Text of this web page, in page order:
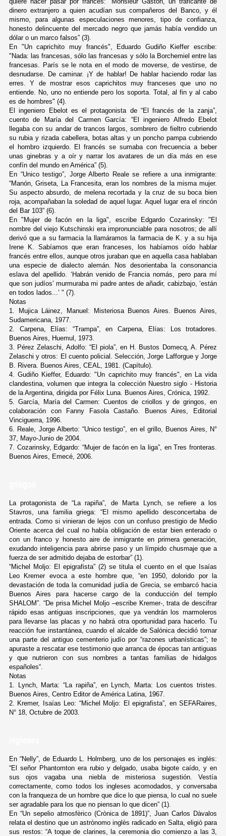
dinero extranjero a quien acudían sus compañeros del Banco, y él
mismo, para algunas especulaciones menores, tipo de confianza,
honesto delincuente del mercado negro que jamás había vendido un
dólar o un marco falsos” (3).
En "Un caprichito muy francés", Eduardo Gudiño Kieffer escribe:
"Nada: las francesas, sólo las francesas y sólo la Borchemiel entre las
francesas. París se le nota en el modo de moverse, de vestirse, de
desnudarse. De caminar. ¡Y de hablar! De hablar haciendo rodar las
erres. Y de mostrar esos caprichitos muy franceses que uno no
entiende. No, uno no entiende pero los soporta. Total, al fin y al cabo
es de hombres" (4).
El ingeniero Ebelot es el protagonista de “El francés de la zanja”,
cuento de María del Carmen García: “El ingeniero Alfredo Ebelot
llegaba con su andar de trancos largos, sombrero de fieltro cubriendo
su rubia y rizada cabellera, botas altas y un poncho pampa cubriendo
el hombro izquierdo. El francés se sumaba con frecuencia a beber
unas ginebras y a oír y narrar los avatares de un día más en ese
confín del mundo en América” (5).
En “Unico testigo”, Jorge Alberto Reale se refiere a una inmigrante:
“Manón, Griseta, La Francesita, eran los nombres de la misma mujer.
Su aspecto absurdo, de melena recortada y la cruz de su boca bien
roja, acompañaban la soledad de aquel lugar. Aquel lugar era el rincón
del Bar 103” (6).
En "Mujer de facón en la liga", escribe Edgardo Cozarinsky: "El
nombre del viejo Kutschinski era impronunciable para nosotros; de allí
derivó que a su farmacia la llamáramos la farmacia de K. y a su hija
Irene K. Sabíamos que eran franceses, los habíamos oído hablar
francés entre ellos, aunque otros juraban que en aquella casa hablaban
una especie de dialecto alemán. Nos desorientaba la consonancia
eslava del apellido. ‘Habrán venido de Francia nomás, pero para mí
que son judíos’ murmuraba mi padre antes de añadir, cabizbajo, ‘están
en todos lados...’ " (7).
Notas
1. Mujica Láinez, Manuel: Misteriosa Buenos Aires. Buenos Aires,
Sudamericana, 1977.
2. Carpena, Elías: “Trampa”, en Carpena, Elías: Los trotadores.
Buenos Aires, Huemul, 1973.
3. Pérez Zelaschi, Adolfo: “El piola”, en H. Bustos Domecq, A. Pérez
Zelaschi y otros: El cuento policial. Selección, Jorge Lafforgue y Jorge
B. Rivera. Buenos Aires, CEAL, 1981. (Capítulo).
4. Gudiño Kieffer, Eduardo: "Un caprichito muy francés", en La vida
clandestina, volumen que integra la colección Nuestro siglo - Historia
de la Argentina, dirigida por Félix Luna. Buenos Aires, Crónica, 1992.
5. García, María del Carmen: Cuentos de criollos y de gringos, en
colaboración con Fanny Fasola Castaño. Buenos Aires, Editorial
Vinciguerra, 1996.
6. Reale, Jorge Alberto: “Unico testigo”, en el grillo, Buenos Aires, N°
37, Mayo-Junio de 2004.
7. Cozarinsky, Edgardo: “Mujer de facón en la liga”, en Tres fronteras.
Buenos Aires, Emecé, 2006.
La protagonista de “La rapiña”, de Marta Lynch, se refiere a los
Stavros, una familia griega: “El mismo apellido desconcertaba de
entrada. Como si vinieran de lejos con un confuso prestigio de Medio
Oriente acerca del cual no había obligación de estar bien enterado o
con un franco y honesto aire de inmigrante en primera generación,
exudando inteligencia para abrirse paso y un límpido chusmaje que a
fuerza de ser admitido dejaba de estorbar” (1).
“Michel Moljo: El epigrafista” (2) se titula el cuento en el que Isaías
Leo Kremer evoca a este hombre que, “en 1950, dolorido por la
devastación de toda la comunidad judía de Grecia, se embarcó hacia
Buenos Aires para hacerse cargo de la conducción del templo
SHALOM”. “De prisa Michel Moljo –escribe Kremer-, trata de descifrar
rápido esas antiguas inscripciones, que ya vendrán los marmoleros
para llevarse las placas y no habrá otra oportunidad para hacerlo. Tu
reacción fue instantánea, cuando el alcalde de Salónica decidió tomar
una parte del antiguo cementerio judío por “razones urbanísticas”; te
apuraste a rescatar ese testimonio que arranca de épocas tan antiguas
y que nutrieron con sus nombres a tantas familias de hidalgos
españoles“.
Notas
1. Lynch, Marta: “La rapiña”, en Lynch, Marta: Los cuentos tristes.
Buenos Aires, Centro Editor de América Latina, 1967.
2. Kremer, Isaías Leo: “Michel Moljo: El epigrafista”, en SEFARaires,
N° 18, Octubre de 2003.
En “Nelly”, de Eduardo L. Holmberg, uno de los personajes es inglés:
“El señor Phantomton era rubio y delgado, usaba bigote caído, y en
sus ojos vagaba una niebla de misteriosa sugestión. Vestía
correctamente, como todos los ingleses acomodados, y conversaba
con la franqueza de un hombre que dice lo que piensa, lo cual no suele
ser agradable para los que no piensan lo que dicen” (1).
En “Un sepelio atmosfèrico (Crònica de 1891)”, Juan Carlos Dàvalos
relata el destino que un astrònomo inglès radicado en Salta, eligiò para
sus restos: “A toque de clarines, la ceremonia dio comienzo a las 3,